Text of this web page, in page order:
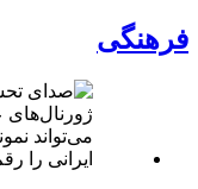
فرهنگی